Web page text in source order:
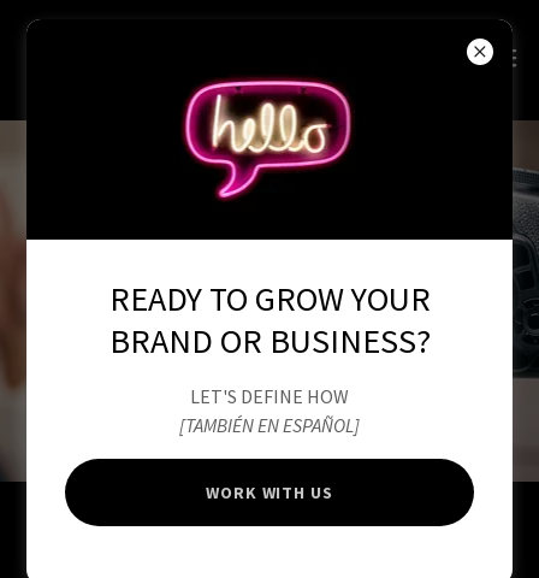
READY TO GROW YOUR
BRAND OR BUSINESS?
LET'S DEFINE HOW
[TAMBIÉN EN ESPAÑOL]
WORK WITH US